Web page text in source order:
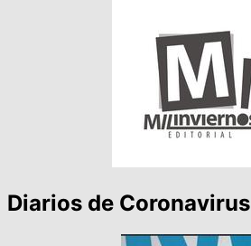
Diarios de Coronavirus